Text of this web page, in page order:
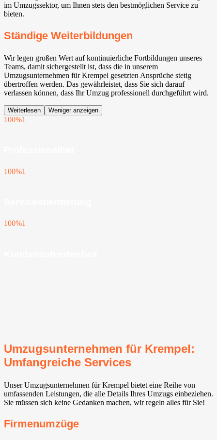
im Umzugssektor, um Ihnen stets den bestmöglichen Service zu
bieten.
Ständige Weiterbildungen
Wir legen großen Wert auf kontinuierliche Fortbildungen unseres
Teams, damit sichergestellt ist, dass die in unserem
Umzugsunternehmen für Krempel gesetzten Ansprüche stetig
übertroffen werden. Das gewährleistet, dass Sie sich darauf
verlassen können, dass Ihr Umzug professionell durchgeführt wird.
Weiterlesen Weniger anzeigen
100%1
100%1
100%1
Umzugsunternehmen für Krempel:
Umfangreiche Services
Unser Umzugsunternehmen für Krempel bietet eine Reihe von
umfassenden Leistungen, die alle Details Ihres Umzugs einbeziehen.
Sie müssen sich keine Gedanken machen, wir regeln alles für Sie!
Firmenumzüge